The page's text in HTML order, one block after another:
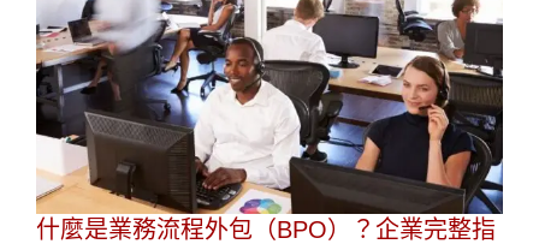
什麼是業務流程外包（BPO）？企業完整指